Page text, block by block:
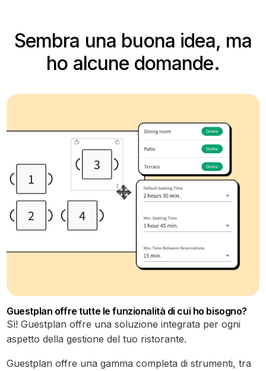
Sembra una buona idea, ma
ho alcune domande.
Guestplan offre tutte le funzionalità di cui ho bisogno?
Sì! Guestplan offre una soluzione integrata per ogni
aspetto della gestione del tuo ristorante.
Guestplan offre una gamma completa di strumenti, tra